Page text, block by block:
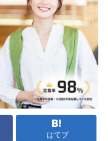
はてブ